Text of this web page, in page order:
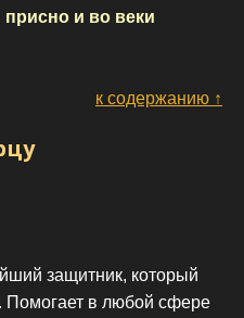
и во веки
к содержанию ↑
защитник, который
Помогает в любой сфере